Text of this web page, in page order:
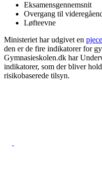
Eksamensgennemsnit
Overgang til
Løfteevne
Ministeriet har udgivet en
den er de fire indikatorer for
Gymnasieskolen.dk har
indikatorer, som der bliver
risikobaserede tilsyn.